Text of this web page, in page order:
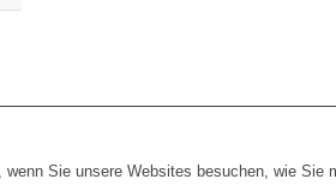
Sie unsere Websites besuchen, wie Sie